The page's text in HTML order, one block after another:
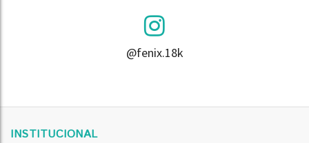
@fenix.18k
INSTITUCIONAL